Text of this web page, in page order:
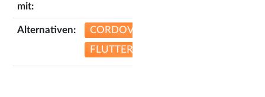
mit:
Alternativen:
CORDOVA
FLUTTER